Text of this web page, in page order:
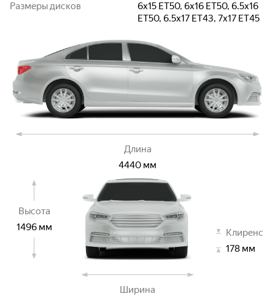
Размеры дисков
6x15 ET50, 6x16 ET50, 6.5x16
ET50, 6.5x17 ET43, 7x17 ET45
Высота
1496 мм
Клиренс
178 мм
Длина
4440 мм
Ширина